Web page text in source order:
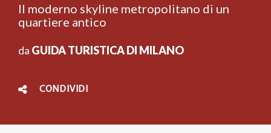
Il moderno skyline metropolitano di un
quartiere antico
da GUIDA TURISTICA DI MILANO
CONDIVIDI